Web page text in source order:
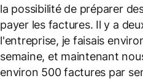
la possibilité de préparer
payer les factures. Il y a
l'entreprise, je faisais
semaine, et maintenant
environ 500 factures par